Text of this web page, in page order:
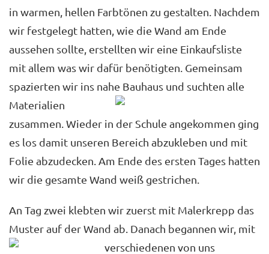
in warmen, hellen Farbtönen zu gestalten. Nachdem
wir festgelegt hatten, wie die Wand am Ende
aussehen sollte, erstellten wir eine Einkaufsliste
mit allem was wir dafür benötigten. Gemeinsam
spazierten wir ins nahe Bauhaus und suchten alle
Materialien
zusammen. Wieder in der Schule angekommen ging
es los damit unseren Bereich abzukleben und mit
Folie abzudecken. Am Ende des ersten Tages hatten
wir die gesamte Wand weiß gestrichen.
An Tag zwei klebten wir zuerst mit Malerkrepp das
Muster auf der Wand ab. Danach begannen wir, mit
verschiedenen von uns